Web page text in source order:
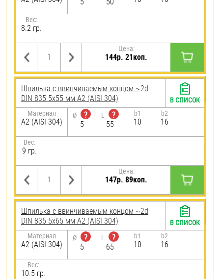
Вес:
8.2 гр.
Цена:
144р. 21коп.
Шпилька c ввинчиваемым концом ~2d
DIN 835 5х55 мм А2 (AISI 304)
Материал
А2 (AISI 304)
Ø
?
5
L
?
55
b1
10
b2
16
Вес:
9 гр.
Цена:
147р. 89коп.
В СПИСОК
Шпилька c ввинчиваемым концом ~2d
DIN 835 5х65 мм А2 (AISI 304)
Материал
А2 (AISI 304)
Ø
?
5
L
?
65
b1
10
b2
16
Вес:
10.5 гр.
В СПИСОК